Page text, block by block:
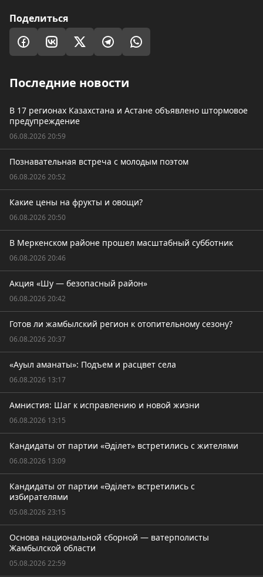
Поделиться
Последние новости
В 17 регионах Казахстана и Астане объявлено штормовое
предупреждение
06.08.2026 20:59
Познавательная встреча с молодым поэтом
06.08.2026 20:52
Какие цены на фрукты и овощи?
06.08.2026 20:50
В Меркенском районе прошел масштабный субботник
06.08.2026 20:46
Акция «Шу — безопасный район»
06.08.2026 20:42
Готов ли жамбылский регион к отопительному сезону?
06.08.2026 20:37
«Ауыл аманаты»: Подъем и расцвет села
06.08.2026 13:17
Амнистия: Шаг к исправлению и новой жизни
06.08.2026 13:15
Кандидаты от партии «Әділет» встретились с жителями
06.08.2026 13:09
Кандидаты от партии «Әділет» встретились с
избирателями
05.08.2026 23:15
Основа национальной сборной — ватерполисты
Жамбылской области
05.08.2026 22:59